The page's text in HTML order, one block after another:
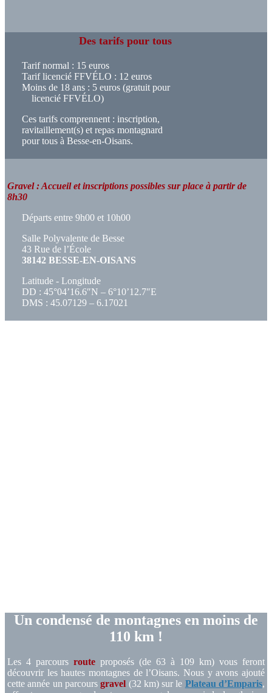
Des tarifs pour tous
Tarif normal : 15 euros
Tarif licencié FFVÉLO : 12 euros
Moins de 18 ans : 5 euros (gratuit pour
licencié FFVÉLO)
Ces tarifs comprennent : inscription,
ravitaillement(s) et repas montagnard
pour tous à Besse-en-Oisans.
Gravel : Accueil et inscriptions possibles sur place à partir de
8h30
Départs entre 9h00 et 10h00
Salle Polyvalente de Besse
43 Rue de l’École
38142 BESSE-EN-OISANS
Latitude - Longitude
DD : 45°04’16.6″N – 6°10’12.7″E
DMS : 45.07129 – 6.17021
Un condensé de montagnes en moins de
110 km !
Les 4 parcours route proposés (de 63 à 109 km) vous feront
découvrir les hautes montagnes de l’Oisans. Nous y avons ajouté
cette année un parcours gravel (32 km) sur le Plateau d’Emparis,